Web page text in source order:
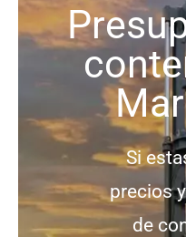
Si
precios
de